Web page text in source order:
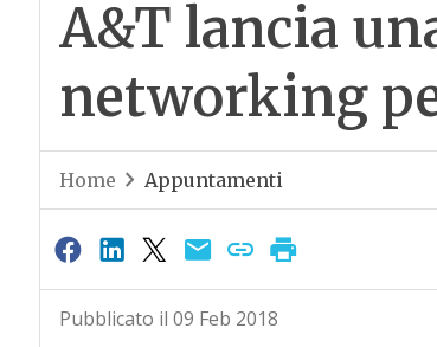
A&T lancia
networking
Home Appuntamenti
Pubblicato il 09 Feb 2018